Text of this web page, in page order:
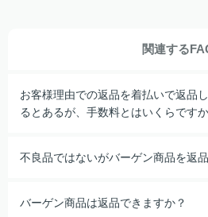
関連する
お客様理由での返品を着払いで返品
るとあるが、手数料とはいくらです
不良品ではないがバーゲン商品を返品
バーゲン商品は返品できますか？